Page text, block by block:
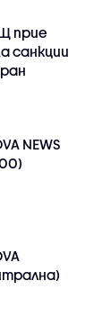
прие
санкции
NEWS